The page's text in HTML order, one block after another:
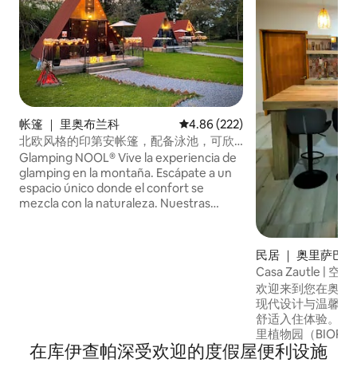
帐篷 ｜ 里奥布兰科 平均评分 4.86 分（满分 5 分），
4.86 (222)
北欧风格的印第安帐篷，配备泳池，可欣
赏美景和自然环境
Glamping NOOL® Vive la experiencia de
glamping en la montaña. Escápate a un
espacio único donde el confort se
mezcla con la naturaleza. Nuestras
Privacidad y tranquilidad cerca de
Orizaba
民居 ｜ 奥里萨巴
Casa Zautle | 空调
欢迎来到您在奥里
现代设计与温馨氛
舒适入住体验。
里植物园（BIORI
离阿多（ADO）
合寻求舒适和便利
在库伊查帕深受欢迎的度假屋便利设施